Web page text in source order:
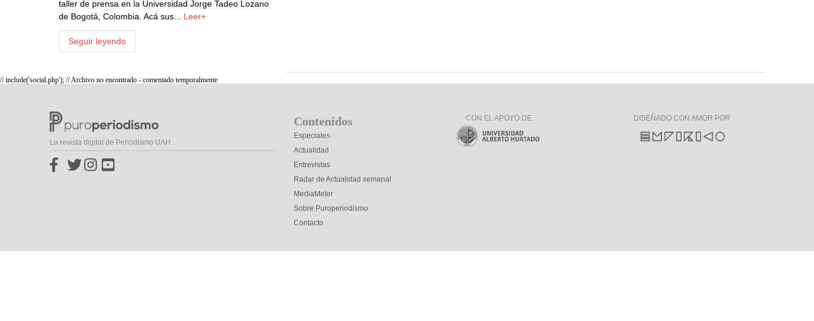
taller de prensa en la Universidad Jorge Tadeo Lozano
de Bogotá, Colombia. Acá sus... Leer+
Seguir leyendo
// include('social.php'); // Archivo no encontrado - comentado temporalmente
La revista digital de Periodismo UAH.
Contenidos
Especiales
Actualidad
Entrevistas
Radar de Actualidad semanal
MediaMeter
Sobre Puroperiodismo
Contacto
CON EL APOYO DE DISEÑADO CON AMOR POR